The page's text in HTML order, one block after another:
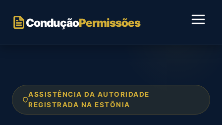
para
conteúdo
ConduçãoPermissões
ASSISTÊNCIA DA AUTORIDADE
REGISTRADA NA ESTÔNIA